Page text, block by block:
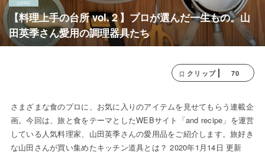
【料理上手の台所 vol.２】プロが選んだ一生もの。山
田英季さん愛用の調理器具たち
クリップ 70
さまざまな食のプロに、お気に入りのアイテムを見せてもらう連載企
画。今回は、旅と食をテーマとしたWEBサイト「and recipe」を運営
している人気料理家、山田英季さんの愛用品をご紹介します。旅好き
な山田さんが買い集めたキッチン道具とは？ 2020年1月14日 更新